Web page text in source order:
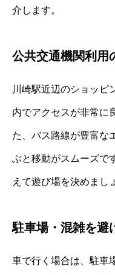
介します。
公共交通機関利用
川崎駅近辺のショッピ
内でアクセスが非常に
た、バス路線が豊富な
ぶと移動がスムーズで
えて遊び場を決めまし
駐車場・混雑を避
車で行く場合は、駐車